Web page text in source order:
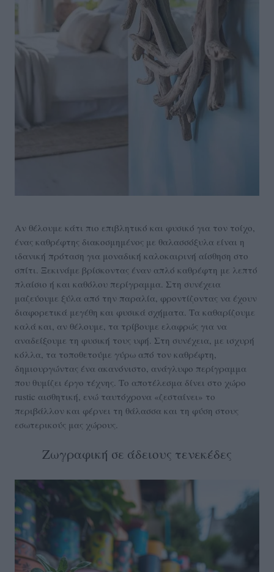
Αν θέλουμε κάτι πιο επιβλητικό και φυσικό για τον τοίχο,
ένας καθρέφτης διακοσμημένος με θαλασσόξυλα είναι η
ιδανική πρόταση για μοναδική καλοκαιρινή αίσθηση στο
σπίτι. Ξεκινάμε βρίσκοντας έναν απλό καθρέφτη με λεπτό
πλαίσιο ή και καθόλου περίγραμμα. Στη συνέχεια
μαζεύουμε ξύλα από την παραλία, φροντίζοντας να έχουν
διαφορετικά μεγέθη και φυσικά σχήματα. Τα καθαρίζουμε
καλά και, αν θέλουμε, τα τρίβουμε ελαφρώς για να
αναδείξουμε τη φυσική τους υφή. Στη συνέχεια, με ισχυρή
κόλλα, τα τοποθετούμε γύρω από τον καθρέφτη,
δημιουργώντας ένα ακανόνιστο, ανάγλυφο περίγραμμα
που θυμίζει έργο τέχνης. Το αποτέλεσμα δίνει στο χώρο
rustic αισθητική, ενώ ταυτόχρονα «ζεσταίνει» το
περιβάλλον και φέρνει τη θάλασσα και τη φύση στους
εσωτερικούς μας χώρους.
Ζωγραφική σε άδειους τενεκέδες